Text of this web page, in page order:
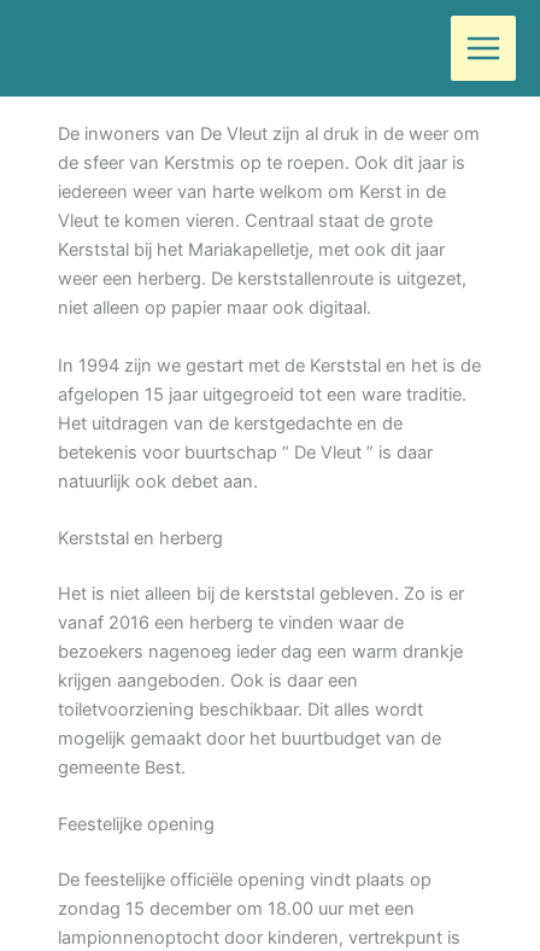
inhoud
De inwoners van De Vleut zijn al druk in de weer om
de sfeer van Kerstmis op te roepen. Ook dit jaar is
iedereen weer van harte welkom om Kerst in de
Vleut te komen vieren. Centraal staat de grote
Kerststal bij het Mariakapelletje, met ook dit jaar
weer een herberg. De kerststallenroute is uitgezet,
niet alleen op papier maar ook digitaal.
In 1994 zijn we gestart met de Kerststal en het is de
afgelopen 15 jaar uitgegroeid tot een ware traditie.
Het uitdragen van de kerstgedachte en de
betekenis voor buurtschap “ De Vleut ” is daar
natuurlijk ook debet aan.
Kerststal en herberg
Het is niet alleen bij de kerststal gebleven. Zo is er
vanaf 2016 een herberg te vinden waar de
bezoekers nagenoeg ieder dag een warm drankje
krijgen aangeboden. Ook is daar een
toiletvoorziening beschikbaar. Dit alles wordt
mogelijk gemaakt door het buurtbudget van de
gemeente Best.
Feestelijke opening
De feestelijke officiële opening vindt plaats op
zondag 15 december om 18.00 uur met een
lampionnenoptocht door kinderen, vertrekpunt is